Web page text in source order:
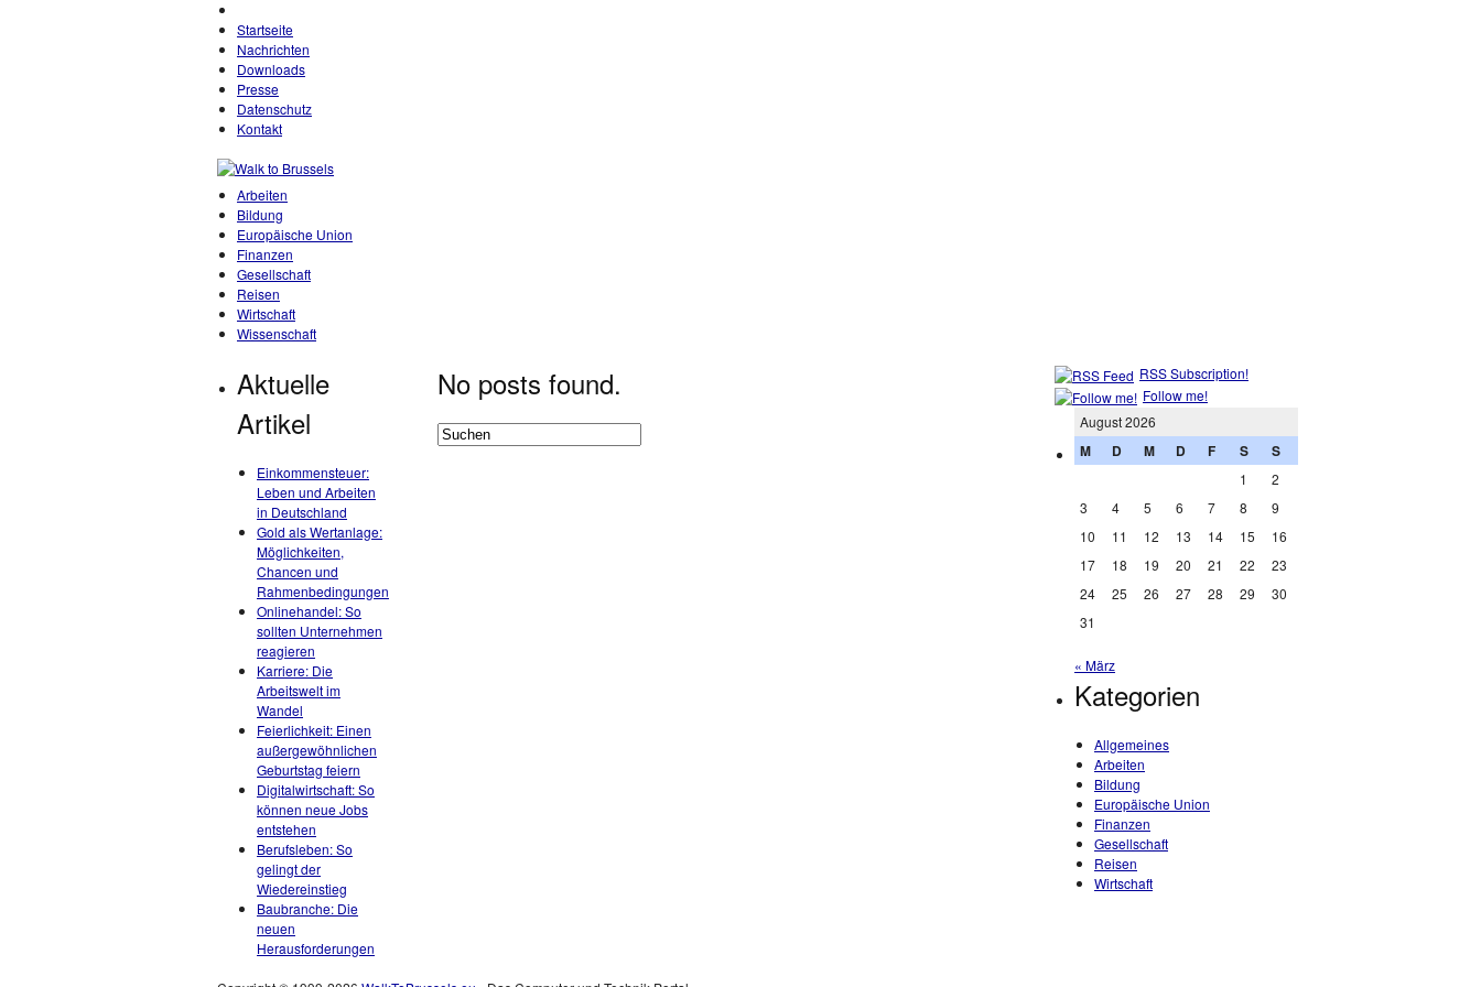
Startseite
Nachrichten
Downloads
Presse
Datenschutz
Kontakt
Arbeiten
Bildung
Europäische Union
Finanzen
Gesellschaft
Reisen
Wirtschaft
Wissenschaft
Aktuelle
Artikel
Einkommensteuer:
Leben und Arbeiten
in Deutschland
Gold als Wertanlage:
Möglichkeiten,
Chancen und
Rahmenbedingungen
Onlinehandel: So
sollten Unternehmen
reagieren
Karriere: Die
Arbeitswelt im
Wandel
Feierlichkeit: Einen
außergewöhnlichen
Geburtstag feiern
Digitalwirtschaft: So
können neue Jobs
entstehen
Berufsleben: So
gelingt der
Wiedereinstieg
Baubranche: Die
neuen
Herausforderungen
No posts found.
RSS Subscription!
Follow me!
August 2026
M D M D F S S
1
2
3
4 5 6 7 8
9
10
11 12 13 14 15
16
17
18 19 20 21 22
23
24
25 26 27 28 29
30
31
« März
Kategorien
Allgemeines
Arbeiten
Bildung
Europäische Union
Finanzen
Gesellschaft
Reisen
Wirtschaft